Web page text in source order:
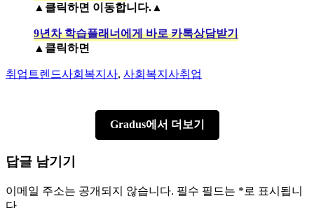
▲클릭하면 이동합니다.▲
9년차 학습플래너에게 바로 카톡상담받기
▲클릭하면
Author
취업트렌드 Categories
사회복지사, 사회복지사취업
Gradus에서 더보기
답글 남기기
이메일 주소는 공개되지 않습니다. 필수 필드는 *로 표시됩니
다